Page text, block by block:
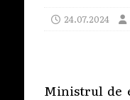
24.07.2024
Ministrul de